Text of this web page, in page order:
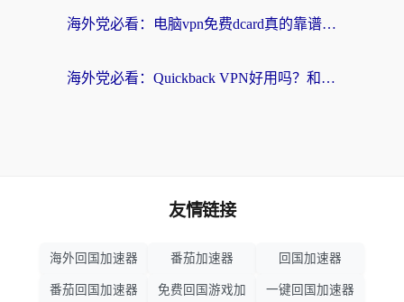
海外党必看：电脑vpn免费dcard真的靠谱吗？教你选对回国加速器无缝访问国内资源
海外党必看：Quickback VPN好用吗？和小黑牛VPN对比哪个回国效果更好？附真实体验+避坑指南
友情链接
海外回国加速器 番茄加速器 回国加速器
番茄回国加速器 免费回国游戏加 一键回国加速器